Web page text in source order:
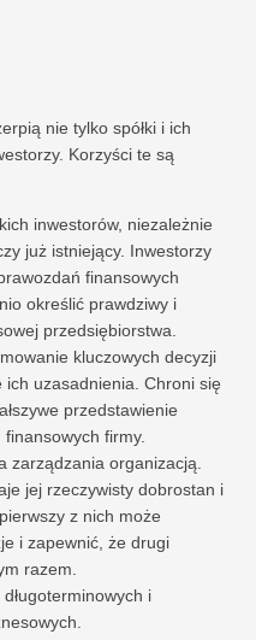
nie tylko spółki i ich
Korzyści te są
inwestorów, niezależnie
już istniejący. Inwestorzy
finansowych
określić prawdziwy i
przedsiębiorstwa.
kluczowych decyzji
uzasadnienia. Chroni się
przedstawienie
firmy.
zarządzania organizacją.
jej rzeczywisty dobrostan i
z nich może
i zapewnić, że drugi
razem.
i